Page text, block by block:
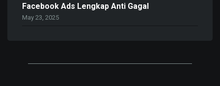
Facebook Ads Lengkap Anti Gagal
May 23, 2025